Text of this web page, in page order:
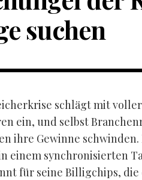
suchen
schlägt mit
ein, und selbst
ihre Gewinne schwinden.
einem synchronisierten
für seine Billigchips,